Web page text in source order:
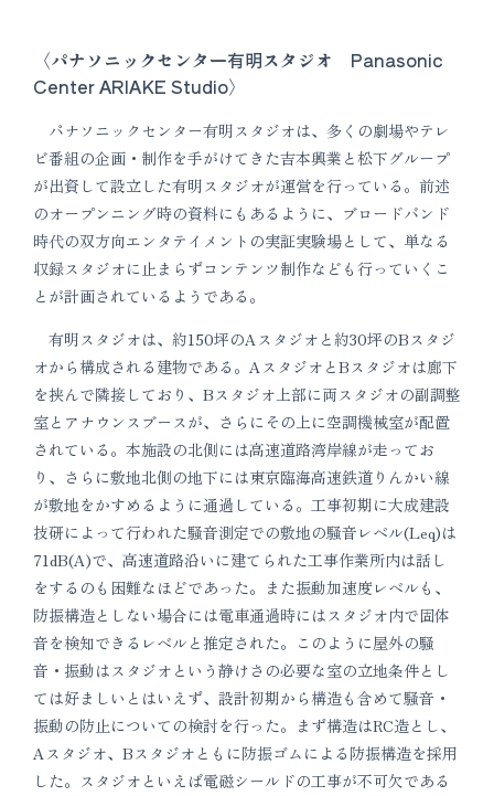
〈パナソニックセンター有明スタジオ Panasonic
Center ARIAKE Studio〉
パナソニックセンター有明スタジオは、多くの劇場やテレ
ビ番組の企画・制作を手がけてきた吉本興業と松下グループ
が出資して設立した有明スタジオが運営を行っている。前述
のオープンニング時の資料にもあるように、ブロードバンド
時代の双方向エンタテイメントの実証実験場として、単なる
収録スタジオに止まらずコンテンツ制作なども行っていくこ
とが計画されているようである。
有明スタジオは、約150坪のAスタジオと約30坪のBスタジ
オから構成される建物である。AスタジオとBスタジオは廊下
を挟んで隣接しており、Bスタジオ上部に両スタジオの副調整
室とアナウンスブースが、さらにその上に空調機械室が配置
されている。本施設の北側には高速道路湾岸線が走ってお
り、さらに敷地北側の地下には東京臨海高速鉄道りんかい線
が敷地をかすめるように通過している。工事初期に大成建設
技研によって行われた騒音測定での敷地の騒音レベル(Leq)は
71dB(A)で、高速道路沿いに建てられた工事作業所内は話し
をするのも困難なほどであった。また振動加速度レベルも、
防振構造としない場合には電車通過時にはスタジオ内で固体
音を検知できるレベルと推定された。このように屋外の騒
音・振動はスタジオという静けさの必要な室の立地条件とし
ては好ましいとはいえず、設計初期から構造も含めて騒音・
振動の防止についての検討を行った。まず構造はRC造とし、
Aスタジオ、Bスタジオともに防振ゴムによる防振構造を採用
した。スタジオといえば電磁シールドの工事が不可欠である